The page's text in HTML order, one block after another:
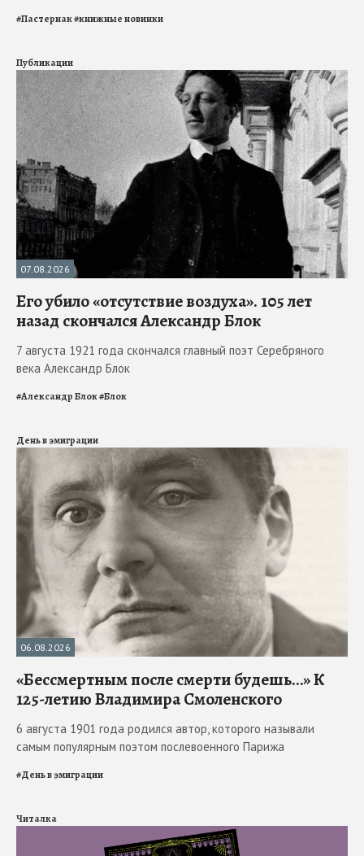
#Пастернак#книжные новинки
Публикации
07.08.2026
Его убило «отсутствие воздуха». 105 лет
назад скончался Александр Блок
7 августа 1921 года скончался главный поэт Серебряного
века Александр Блок
#Александр Блок#Блок
День в эмиграции
06.08.2026
«Бессмертным после смерти будешь…» К
125-летию Владимира Смоленского
6 августа 1901 года родился автор, которого называли
самым популярным поэтом послевоенного Парижа
#День в эмиграции
Читалка